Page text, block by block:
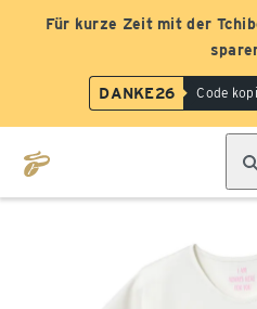
Für kurze Zeit mit der
DANKE26 Code